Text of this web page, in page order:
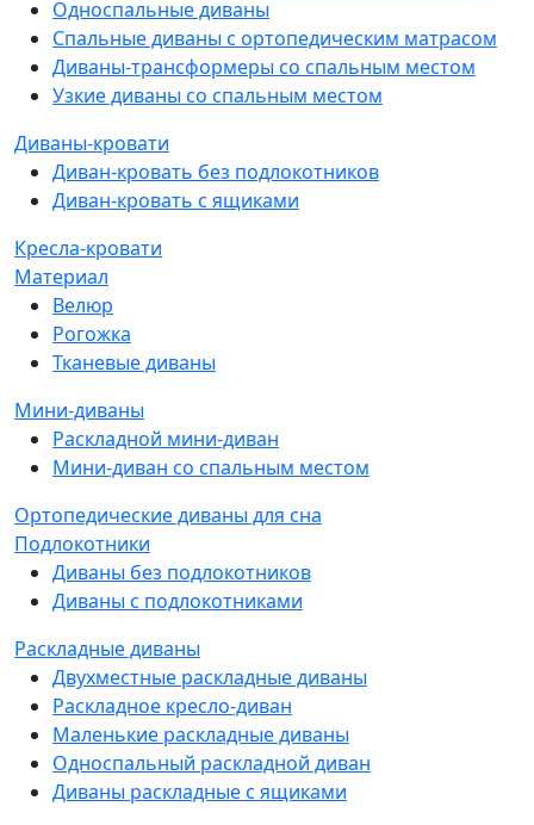
Односпальные диваны
Спальные диваны с ортопедическим матрасом
Диваны-трансформеры со спальным местом
Узкие диваны со спальным местом
Диваны-кровати
Диван-кровать без подлокотников
Диван-кровать с ящиками
Кресла-кровати
Материал
Велюр
Рогожка
Тканевые диваны
Мини-диваны
Раскладной мини-диван
Мини-диван со спальным местом
Ортопедические диваны для сна
Подлокотники
Диваны без подлокотников
Диваны с подлокотниками
Раскладные диваны
Двухместные раскладные диваны
Раскладное кресло-диван
Маленькие раскладные диваны
Односпальный раскладной диван
Диваны раскладные с ящиками